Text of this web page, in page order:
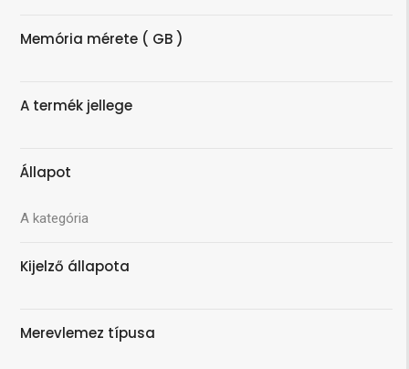
Memória mérete ( GB )
A termék jellege
Állapot
A kategória
Kijelző állapota
Merevlemez típusa